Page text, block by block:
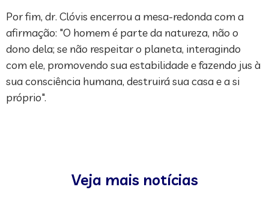
Por fim, dr. Clóvis encerrou a mesa-redonda com a
afirmação: "O homem é parte da natureza, não o
dono dela; se não respeitar o planeta, interagindo
com ele, promovendo sua estabilidade e fazendo jus à
sua consciência humana, destruirá sua casa e a si
próprio".
Veja mais notícias